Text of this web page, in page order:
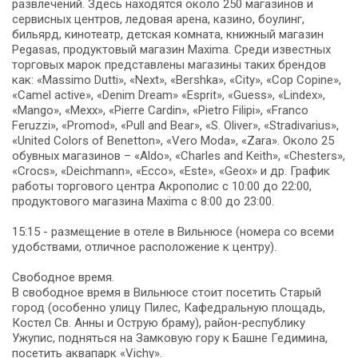
развлечений. Здесь находятся около 250 магазинов и
сервисных центров, ледовая арена, казино, боулинг,
бильярд, кинотеатр, детская комната, книжный магазин
Pegasas, продуктовый магазин Maxima. Cреди известных
торговых марок представлены магазины таких брендов
как: «Massimo Dutti», «Next», «Bershka», «City», «Cop Copine»,
«Camel active», «Denim Dream» «Esprit», «Guess», «Lindex»,
«Mango», «Mexx», «Pierre Cardin», «Pietro Filipi», «Franco
Feruzzi», «Promod», «Pull and Bear», «S. Oliver», «Stradivarius»,
«United Colors of Benetton», «Vero Moda», «Zara». Около 25
обувных магазинов – «Aldo», «Charles and Keith», «Chesters»,
«Crocs», «Deichmann», «Ecco», «Este», «Geox» и др. График
работы торгового центра Акрополис с 10:00 до 22:00,
продуктового магазина Maxima с 8:00 до 23:00.
15:15 - размещение в отеле в Вильнюсе (номера со всеми
удобствами, отличное расположение к центру).
Свободное время.
В свободное время в Вильнюсе стоит посетить Старый
город (особенно улицу Пилес, Кафедральную площадь,
Костел Св. Анны и Острую браму), район-республику
Ужупис, подняться на Замковую гору к Башне Гедимина,
посетить аквапарк «Vichy».